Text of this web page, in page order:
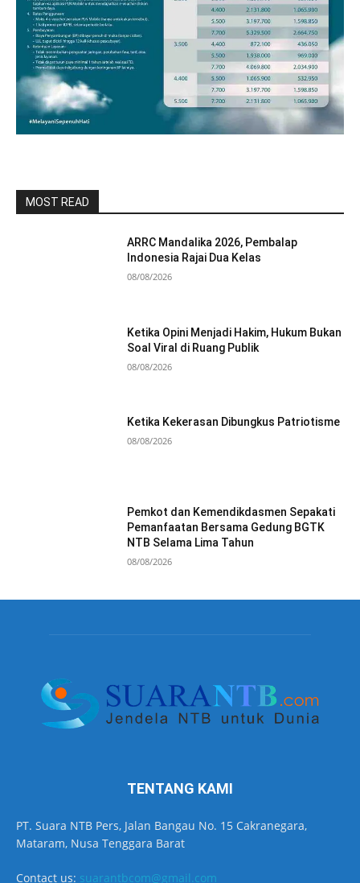
MOST READ
ARRC Mandalika 2026, Pembalap
Indonesia Rajai Dua Kelas
08/08/2026
Ketika Opini Menjadi Hakim, Hukum Bukan
Soal Viral di Ruang Publik
08/08/2026
Ketika Kekerasan Dibungkus Patriotisme
08/08/2026
Pemkot dan Kemendikdasmen Sepakati
Pemanfaatan Bersama Gedung BGTK
NTB Selama Lima Tahun
08/08/2026
TENTANG KAMI
PT. Suara NTB Pers, Jalan Bangau No. 15 Cakranegara,
Mataram, Nusa Tenggara Barat
Contact us: suarantbcom@gmail.com